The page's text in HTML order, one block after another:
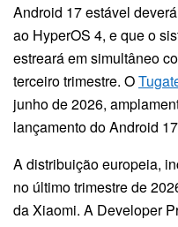
Android 17 estável
ao HyperOS 4, e que o
estreará em simultâneo
terceiro trimestre. O
junho de 2026,
lançamento do Android
A distribuição europeia,
no último trimestre de
da Xiaomi. A Developer